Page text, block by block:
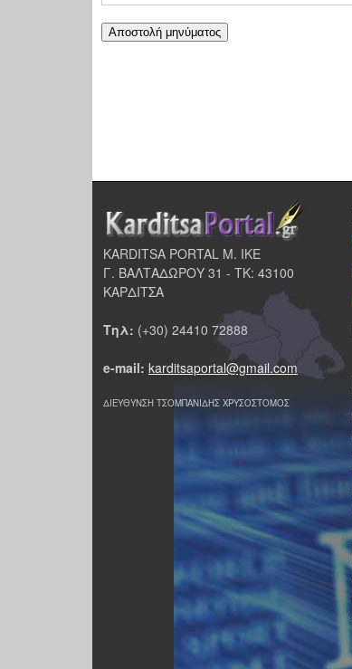
KARDITSA PORTAL Μ. ΙΚΕ
Γ. ΒΑΛΤΑΔΩΡΟΥ 31 - ΤΚ: 43100
ΚΑΡΔΙΤΣΑ
Τηλ: (+30) 24410 72888
e-mail: karditsaportal@gmail.com
ΔΙΕΥΘΥΝΣΗ ΤΣΟΜΠΑΝΙΔΗΣ ΧΡΥΣΟΣΤΟΜΟΣ